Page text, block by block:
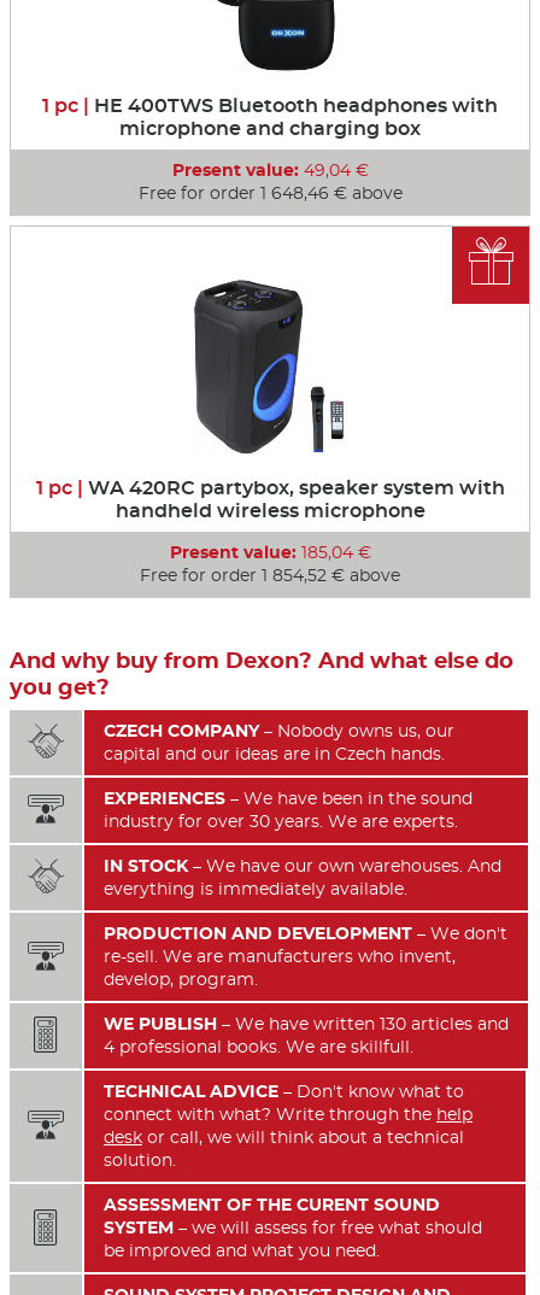
1 pc | HE 400TWS Bluetooth headphones with
microphone and charging box
Present value:49,04 €
Free for order 1 648,46 € above
1 pc | WA 420RC partybox, speaker system with
handheld wireless microphone
Present value:185,04 €
Free for order 1 854,52 € above

And why buy from Dexon? And what else do
you get?
 CZECH COMPANY– Nobody owns us, our
capital and our ideas are in Czech hands.
 EXPERIENCES – We have been in the sound
industry for over 30 years. We are experts.
 IN STOCK– We have our own warehouses. And
everything is immediately available.

PRODUCTION AND DEVELOPMENT – We don't
re-sell. We are manufacturers who invent,
develop, program.
 WE PUBLISH – We have written 130 articles and
4 professional books. We are skillfull.

TECHNICAL ADVICE – Don't know what to
connect with what? Write through the help
desk or call, we will think about a technical
solution.

ASSESSMENT OF THE CURENT SOUND
SYSTEM – we will assess for free what should
be improved and what you need.